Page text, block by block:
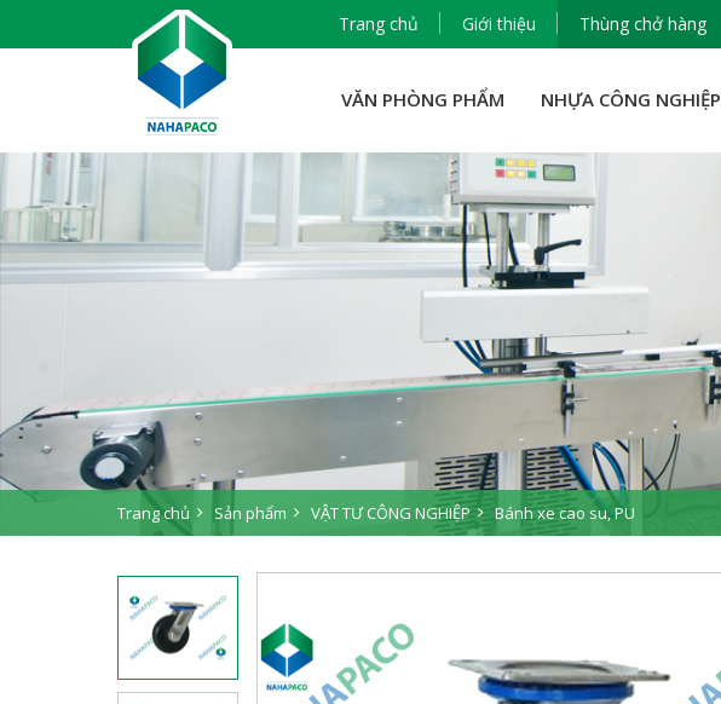
Trang chủ Giới thiệu Thùng chở hàng
VĂN PHÒNG PHẨM NHỰA CÔNG NGHIỆP
Trang chủ Sản phẩm VẬT TƯ CÔNG NGHIỆP Bánh xe cao su, PU